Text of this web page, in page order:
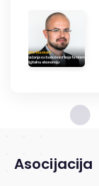
Asocijacija